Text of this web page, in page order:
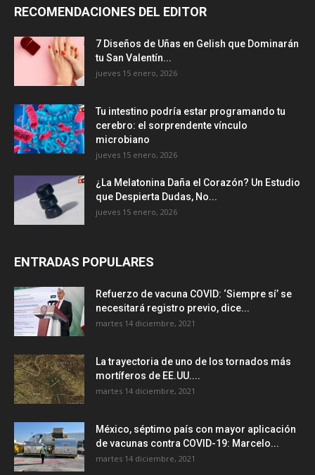
RECOMENDACIONES DEL EDITOR
7 Diseños de Uñas en Gelish que Dominarán
tu San Valentín...
jueves 15 enero, 2026
Tu intestino podría estar programando tu
cerebro: el sorprendente vínculo
microbiano
jueves 15 enero, 2026
¿La Melatonina Daña el Corazón? Un Estudio
que Despierta Dudas, No...
jueves 15 enero, 2026
ENTRADAS POPULARES
Refuerzo de vacuna COVID: ‘Siempre sí’ se
necesitará registro previo, dice...
martes 14 diciembre, 2021
La trayectoria de uno de los tornados más
mortíferos de EE.UU....
martes 14 diciembre, 2021
México, séptimo país con mayor aplicación
de vacunas contra COVID-19: Marcelo...
martes 14 diciembre, 2021